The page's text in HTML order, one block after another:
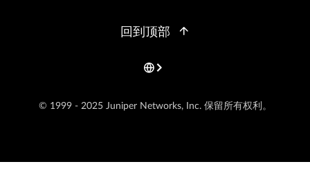
© 1999 - 2025 Juniper Networks, Inc. 保留所有权利。
回到顶部